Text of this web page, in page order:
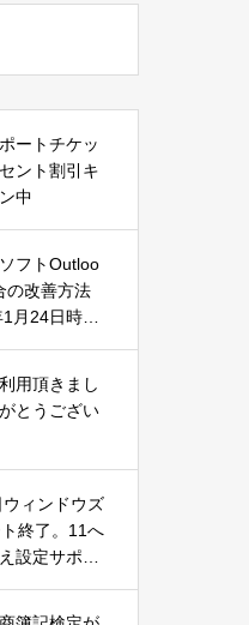
ートチケッ
ント割引キ
中
フトOutloo
の改善方法
1月24日時
用頂きまし
とうござい
ィンドウズ
終了。11へ
設定サポー